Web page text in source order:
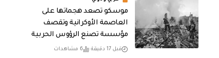
موسكو تصعد هجماتها على
العاصمة الأوكرانية وتقصف
مؤسسة تصنع الرؤوس الحربية
قبل 17 دقيقة 6 مشاهدات